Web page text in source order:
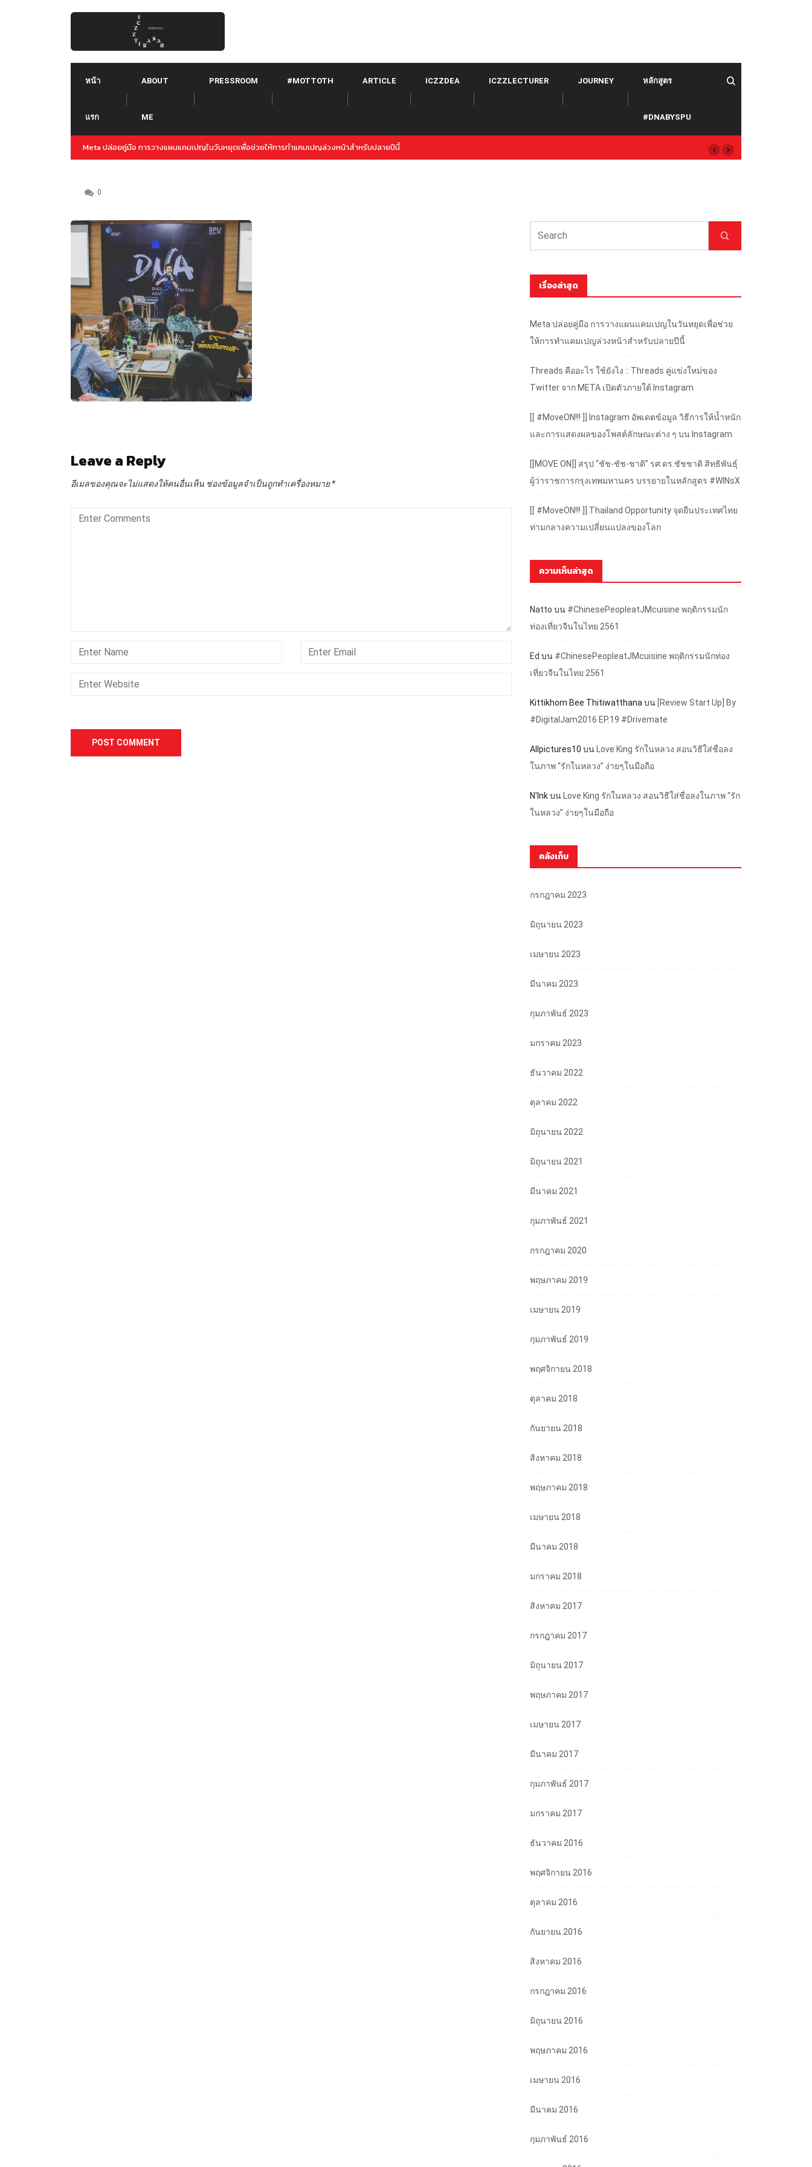
หน้า
แรก
ABOUT
ME
PRESSROOM #MOTTOTH ARTICLE ICZZDEA ICZZLECTURER JOURNEY หลักสูตร
#DNABYSPU
ล่วงหน้าสำหรับปลายปีนี้Threads คืออะไร ใช้ยังไง :: Threads คู่แข่งใหม่ของ Twitter จาก META เปิดตัวภายใต้
Instagram
0
Leave a Reply
อีเมลของคุณจะไม่แสดงให้คนอื่นเห็น ช่องข้อมูลจำเป็นถูกทำเครื่องหมาย*
เรื่องล่าสุด
Meta ปล่อยคู่มือ การวางแผนแคมเปญในวันหยุดเพื่อช่วย
ให้การทำแคมเปญล่วงหน้าสำหรับปลายปีนี้
Threads คืออะไร ใช้ยังไง :: Threads คู่แข่งใหม่ของ
Twitter จาก META เปิดตัวภายใต้ Instagram
[[ #MoveON!!! ]] Instagram อัพเดตข้อมูล วิธีการให้น้ำหนัก
และการแสดงผลของโพสต์ลักษณะต่าง ๆ บน Instagram
[[MOVE ON]] สรุป “ชัช-ชัช-ชาติ” รศ.ดร.ชัชชาติ สิทธิพันธุ์
ผู้ว่าราชการกรุงเทพมหานคร บรรยายในหลักสูตร #WINsX
[[ #MoveON!!! ]] Thailand Opportunity จุดยืนประเทศไทย
ท่ามกลางความเปลี่ยนแปลงของโลก
ความเห็นล่าสุด
Natto บน #ChinesePeopleatJMcuisine พฤติกรรมนัก
ท่องเที่ยวจีนในไทย 2561
Ed บน #ChinesePeopleatJMcuisine พฤติกรรมนักท่อง
เที่ยวจีนในไทย 2561
Kittikhom Bee Thitiwatthana บน [Review Start Up] By
#DigitalJam2016 EP.19 #Drivemate
Allpictures10 บนLove King รักในหลวง สอนวิธีใส่ชื่อลง
ในภาพ “รักในหลวง” ง่ายๆในมือถือ
N'InkบนLove King รักในหลวง สอนวิธีใส่ชื่อลงในภาพ “รัก
ในหลวง” ง่ายๆในมือถือ
คลังเก็บ
กรกฎาคม 2023
มิถุนายน 2023
เมษายน 2023
มีนาคม 2023
กุมภาพันธ์ 2023
มกราคม 2023
ธันวาคม 2022
ตุลาคม 2022
มิถุนายน 2022
มิถุนายน 2021
มีนาคม 2021
กุมภาพันธ์ 2021
กรกฎาคม 2020
พฤษภาคม 2019
เมษายน 2019
กุมภาพันธ์ 2019
พฤศจิกายน 2018
ตุลาคม 2018
กันยายน 2018
สิงหาคม 2018
พฤษภาคม 2018
เมษายน 2018
มีนาคม 2018
มกราคม 2018
สิงหาคม 2017
กรกฎาคม 2017
มิถุนายน 2017
พฤษภาคม 2017
เมษายน 2017
มีนาคม 2017
กุมภาพันธ์ 2017
มกราคม 2017
ธันวาคม 2016
พฤศจิกายน 2016
ตุลาคม 2016
กันยายน 2016
สิงหาคม 2016
กรกฎาคม 2016
มิถุนายน 2016
พฤษภาคม 2016
เมษายน 2016
มีนาคม 2016
กุมภาพันธ์ 2016